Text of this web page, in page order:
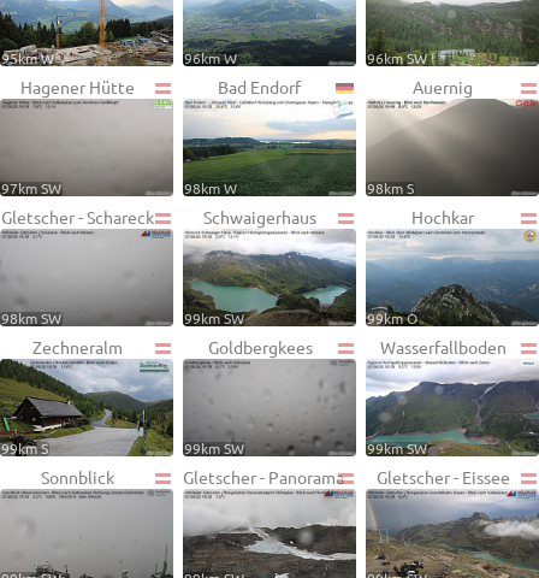
95km W 96km W 96km SW
Hagener Hütte
97km SW
Bad Endorf
98km W
Auernig
98km S
Gletscher - Schareck
98km SW
Schwaigerhaus
99km SW
Hochkar
99km O
Zechneralm
99km S
Goldbergkees
99km SW
Wasserfallboden
99km SW
Sonnblick Gletscher - Panorama Gletscher - Eissee